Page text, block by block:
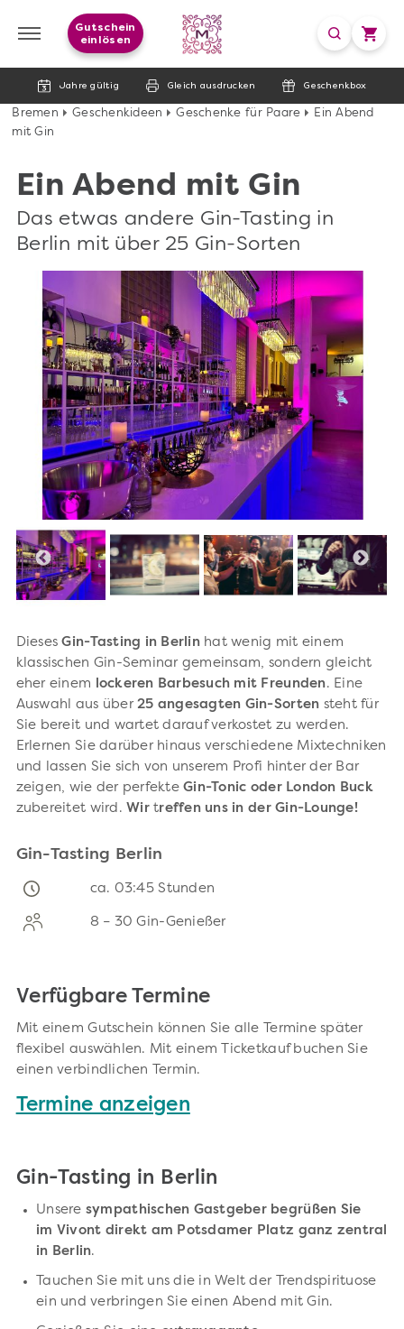
Jahre gültig Gleich ausdrucken Geschenkbox
Gutschein
einlösen
Bremen Geschenkideen Geschenke für Paare
Ein Abend
mit Gin
Ein Abend mit Gin
Das etwas andere Gin-Tasting in
Berlin mit über 25 Gin-Sorten
DiesesGin-Tasting in Berlinhat wenig mit einem
klassischen Gin-Seminar gemeinsam, sondern gleicht
eher einem
lockeren Barbesuch mit Freunden. Eine
Auswahl aus über25 angesagten Gin-Sorten steht für
Sie bereit und wartet darauf verkostet zu werden.
Erlernen Sie darüber hinaus verschiedene Mixtechniken
und lassen Sie sich von unserem Profi hinter der Bar
zeigen, wie der perfekteGin-Tonic oder London Buck
zubereitet wird. Wirtreffen uns in der Gin-Lounge!
Gin-Tasting Berlin
ca. 03:45 Stunden
8 – 30 Gin-Genießer
Verfügbare Termine
Mit einem Gutschein können Sie alle Termine später
flexibel auswählen. Mit einem Ticketkauf buchen Sie
einen verbindlichen Termin.
Termine anzeigen
Gin-Tasting in Berlin
Unsere sympathischen Gastgeber begrüßen Sie
im Vivont direkt am Potsdamer Platz ganz zentral
in Berlin.
Tauchen Sie mit uns die in Welt der Trendspirituose
ein und verbringen Sie einen Abend mit Gin.